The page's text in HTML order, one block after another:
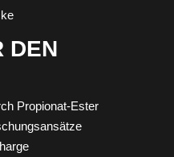
DEN
Propionat-Ester